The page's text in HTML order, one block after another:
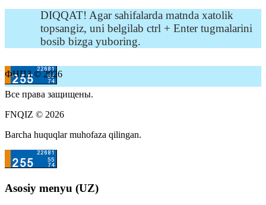
DIQQAT! Agar sahifalarda matnda xatolik
topsangiz, uni belgilab ctrl + Enter tugmalarini
bosib bizga yuboring.
ФНПЗ © 2026
Все права защищены.
FNQIZ © 2026
Barcha huquqlar muhofaza qilingan.
Asosiy menyu (UZ)